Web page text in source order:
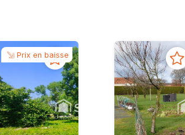
Prix en baisse